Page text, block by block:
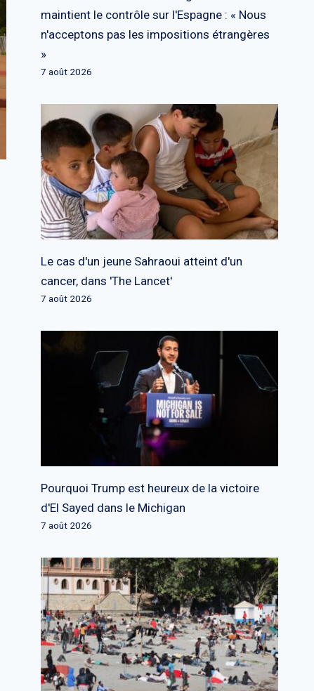
maintient le contrôle sur l'Espagne : « Nous
n'acceptons pas les impositions étrangères
»
7 août 2026
Le cas d'un jeune Sahraoui atteint d'un
cancer, dans 'The Lancet'
7 août 2026
Pourquoi Trump est heureux de la victoire
d'El Sayed dans le Michigan
7 août 2026